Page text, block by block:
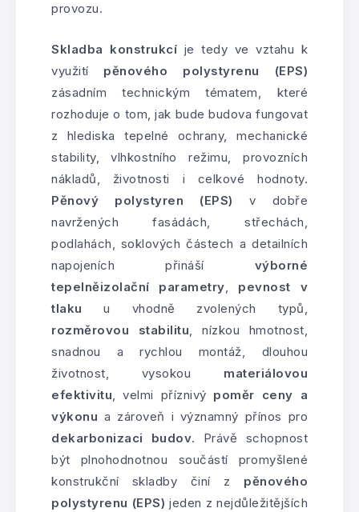
provozu.
Skladba konstrukcí je tedy ve vztahu k
využití pěnového polystyrenu (EPS)
zásadním technickým tématem, které
rozhoduje o tom, jak bude budova fungovat
z hlediska tepelné ochrany, mechanické
stability, vlhkostního režimu, provozních
nákladů, životnosti i celkové hodnoty.
Pěnový polystyren (EPS) v dobře
navržených fasádách, střechách,
podlahách, soklových částech a detailních
napojeních přináší výborné
tepelněizolační parametry, pevnost v
tlaku u vhodně zvolených typů,
rozměrovou stabilitu, nízkou hmotnost,
snadnou a rychlou montáž, dlouhou
životnost, vysokou materiálovou
efektivitu, velmi příznivý poměr ceny a
výkonu a zároveň i významný přínos pro
dekarbonizaci budov. Právě schopnost
být plnohodnotnou součástí promyšlené
konstrukční skladby činí z pěnového
polystyrenu (EPS) jeden z nejdůležitějších